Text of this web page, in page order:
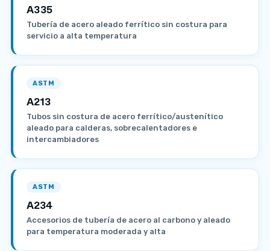
A335
Tubería de acero aleado ferrítico sin costura para
servicio a alta temperatura
ASTM
A213
Tubos sin costura de acero ferrítico/austenítico
aleado para calderas, sobrecalentadores e
intercambiadores
ASTM
A234
Accesorios de tubería de acero al carbono y aleado
para temperatura moderada y alta